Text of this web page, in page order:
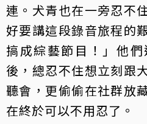
連。犬青也在一旁忍不
好要講這段錄音旅程的
搞成綜藝節目！」他
後，總忍不住想立刻跟
聽會，更偷偷在社群放
在終於可以不用忍了。